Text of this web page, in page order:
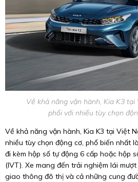
Về khả năng vận hành, Kia K3
phối với nhiều tùy chọn
Về khả năng vận hành, Kia K3 tại Việt
nhiều tùy chọn động cơ, phổ biến nhất
đi kèm hộp số tự động 6 cấp hoặc hộp
(IVT). Xe mang đến trải nghiệm lái
giao thông đô thị và cả những cung